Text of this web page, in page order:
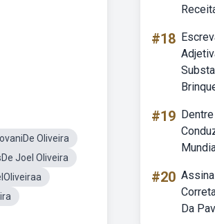
Oliveira
Joel Oliveira
#18
#19
#20
Da